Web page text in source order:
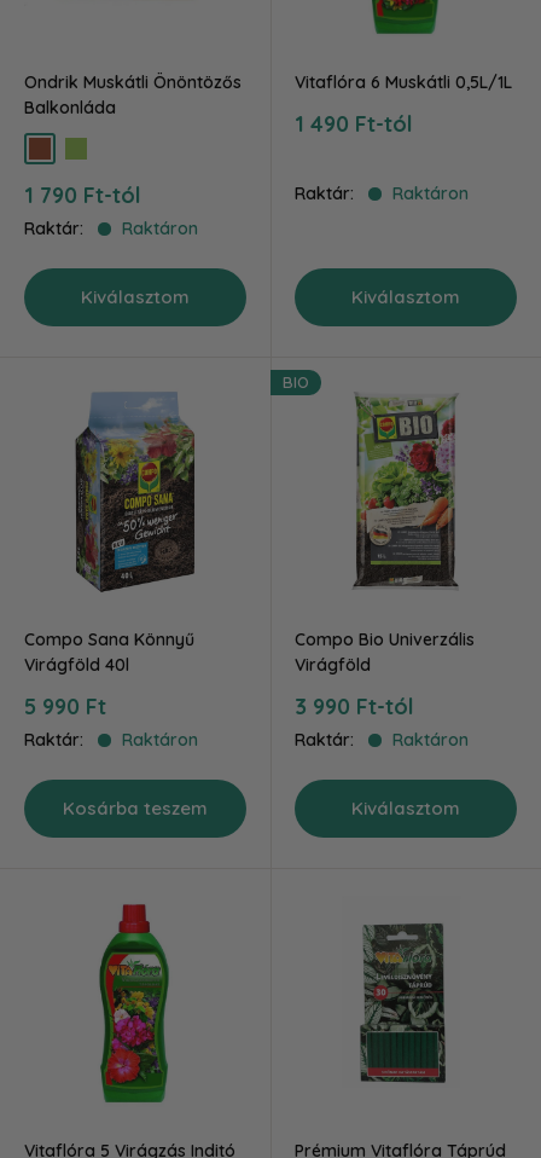
Ondrik Muskátli Önöntözős
Balkonláda
Akciós
ár
1 790 Ft-tól
Raktár: Raktáron
Kiválasztom
Vitaflóra 6 Muskátli 0,5L/1L
Akciós
1 490 Ft-tól
Raktár: Raktáron
Kiválasztom
Compo Sana Könnyű
Virágföld 40l
Akciós
ár
5 990 Ft
Raktár: Raktáron
Kosárba teszem
BIO
Compo Bio Univerzális
Virágföld
Akciós
ár
3 990 Ft-tól
Raktár: Raktáron
Kiválasztom
Vitaflóra 5 Virágzás Inditó
Prémium Vitaflóra Táprúd